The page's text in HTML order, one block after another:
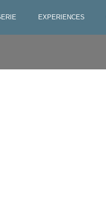
EXPERIENCES